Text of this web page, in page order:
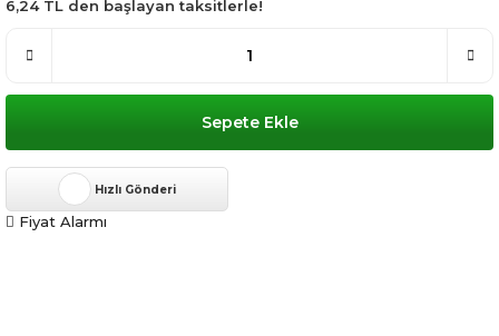
6,24 TL den başlayan taksitlerle!
Sepete Ekle
Hızlı Gönderi
Fiyat Alarmı